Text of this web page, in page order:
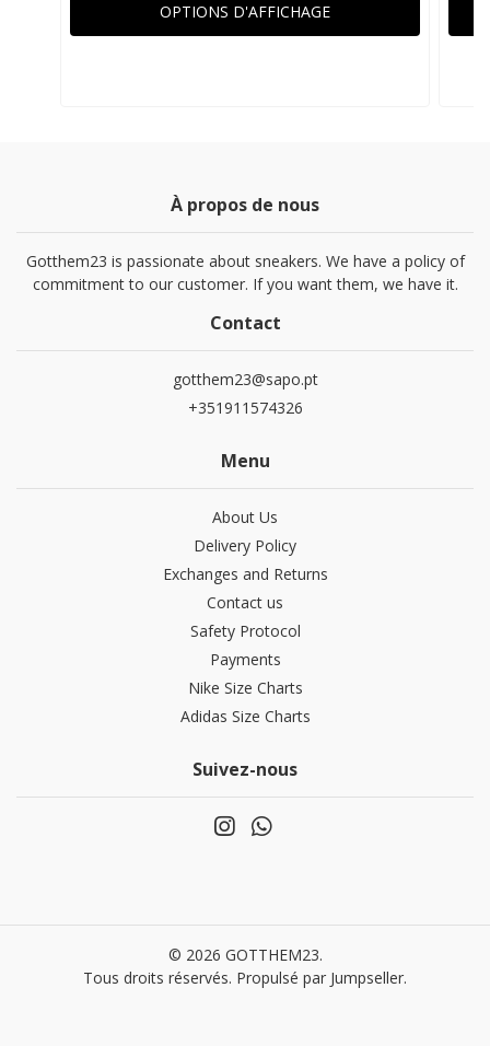
OPTIONS D'AFFICHAGE
À propos de nous
Gotthem23 is passionate about sneakers. We have a policy of
commitment to our customer. If you want them, we have it.
Contact
gotthem23@sapo.pt
+351911574326
Menu
About Us
Delivery Policy
Exchanges and Returns
Contact us
Safety Protocol
Payments
Nike Size Charts
Adidas Size Charts
Suivez-nous
© 2026 GOTTHEM23.
Tous droits réservés. Propulsé par Jumpseller.